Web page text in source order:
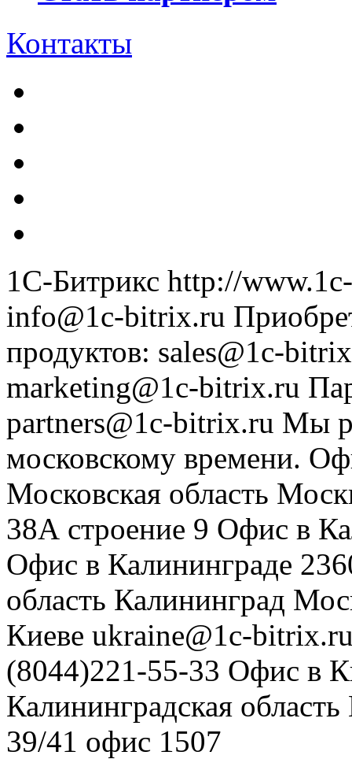
Контакты
1С-Битрикс http://
info@1c-bitrix.ru
продуктов: sales@1c-
marketing@1c-bitrix.ru
partners@1c-bitrix.ru Мы
московскому времени.
Московская область
38А строение 9 Офис в
Офис в Калининграде
область Калининград
Киеве ukraine@1c-
(8044)221-55-33 Офис в
Калининградская область
39/41 офис 1507